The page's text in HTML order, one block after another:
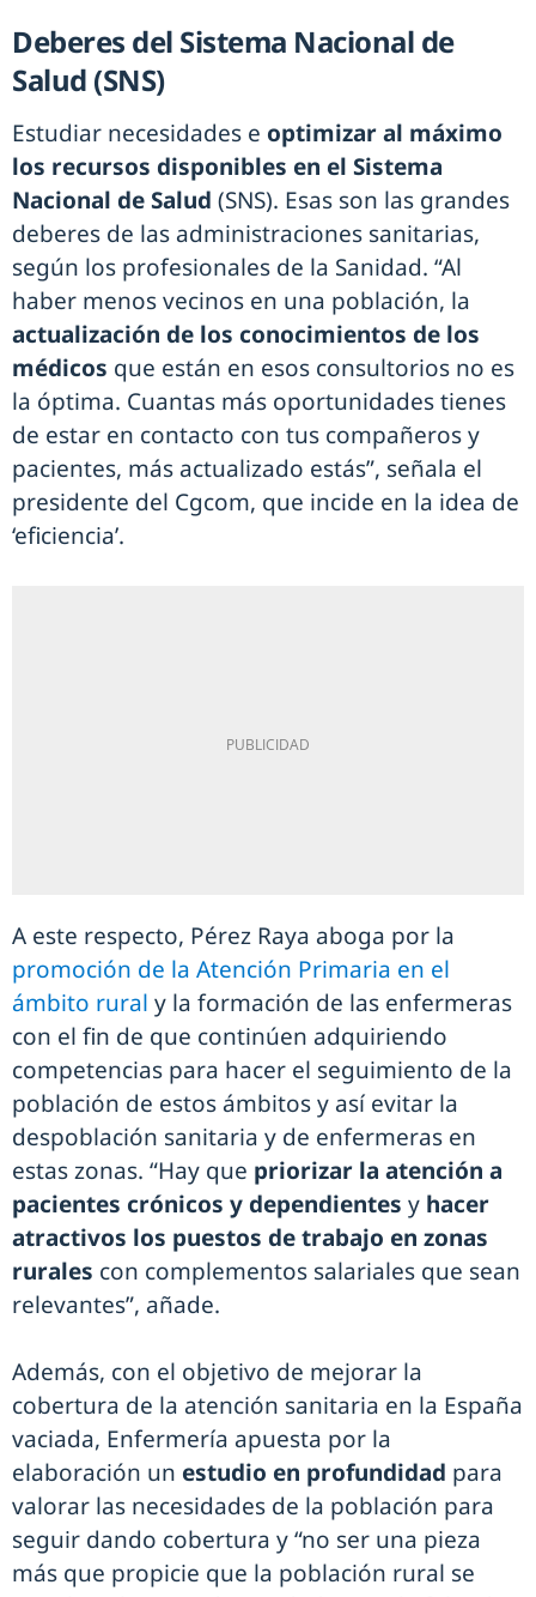
Deberes del Sistema Nacional de
Salud (SNS)
Estudiar necesidades e optimizar al máximo
los recursos disponibles en el Sistema
Nacional de Salud (SNS). Esas son las grandes
deberes de las administraciones sanitarias,
según los profesionales de la Sanidad. “Al
haber menos vecinos en una población, la
actualización de los conocimientos de los
médicos que están en esos consultorios no es
la óptima. Cuantas más oportunidades tienes
de estar en contacto con tus compañeros y
pacientes, más actualizado estás”, señala el
presidente del Cgcom, que incide en la idea de
‘eficiencia’.
A este respecto, Pérez Raya aboga por la
promoción de la Atención Primaria en el
ámbito rural y la formación de las enfermeras
con el fin de que continúen adquiriendo
competencias para hacer el seguimiento de la
población de estos ámbitos y así evitar la
despoblación sanitaria y de enfermeras en
estas zonas. “Hay que priorizar la atención a
pacientes crónicos y dependientes y hacer
atractivos los puestos de trabajo en zonas
rurales con complementos salariales que sean
relevantes”, añade.
Además, con el objetivo de mejorar la
cobertura de la atención sanitaria en la España
vaciada, Enfermería apuesta por la
elaboración un estudio en profundidad para
valorar las necesidades de la población para
seguir dando cobertura y “no ser una pieza
más que propicie que la población rural se